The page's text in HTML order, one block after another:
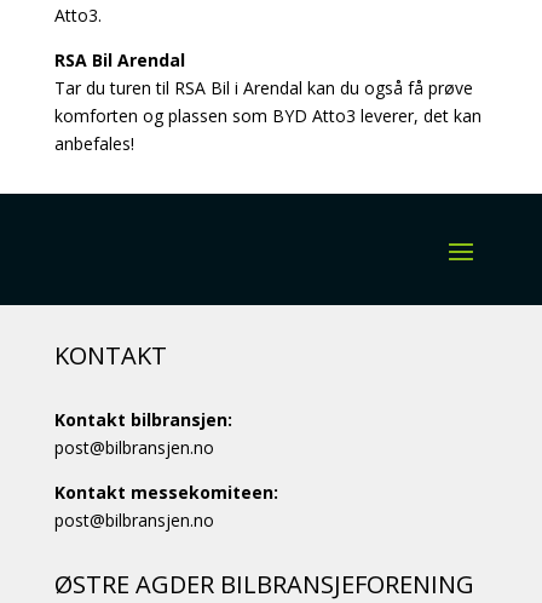
Atto3.
RSA Bil Arendal
Tar du turen til RSA Bil i Arendal kan du også få prøve
komforten og plassen som BYD Atto3 leverer, det kan
anbefales!
KONTAKT
Kontakt bilbransjen:
post@bilbransjen.no
Kontakt messekomiteen:
post@bilbransjen.no
ØSTRE AGDER BILBRANSJEFORENING